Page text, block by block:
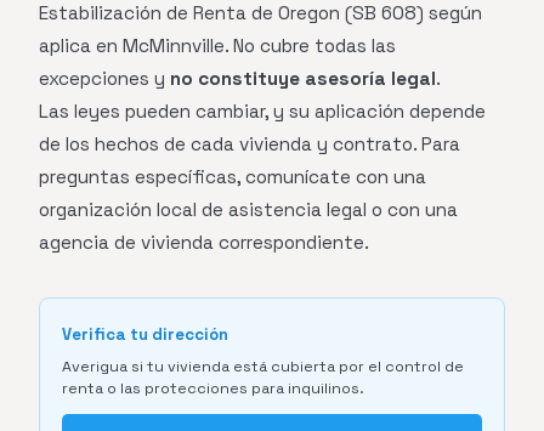
Estabilización de Renta de Oregon (SB 608) según
aplica en McMinnville. No cubre todas las
excepciones y no constituye asesoría legal.
Las leyes pueden cambiar, y su aplicación depende
de los hechos de cada vivienda y contrato. Para
preguntas específicas, comunícate con una
organización local de asistencia legal o con una
agencia de vivienda correspondiente.
Verifica tu dirección
Averigua si tu vivienda está cubierta por el control de
renta o las protecciones para inquilinos.